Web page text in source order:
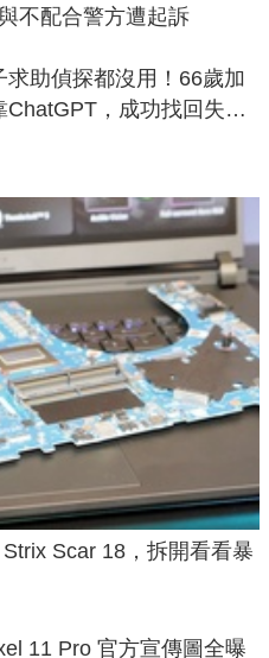
不配合警方遭起訴
求助偵探都沒用！66歲加
ChatGPT，成功找回失散
Scar 18，拆開看看暴
11 Pro 官方宣傳圖全曝